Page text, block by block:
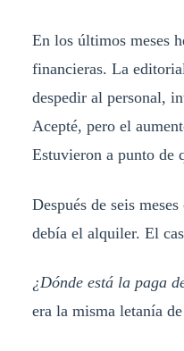
En los últimos meses
financieras. La
despedir al personal,
Acepté, pero el
Estuvieron a punto de
Después de seis
debía el alquiler. El
¿Dónde está la paga
era la misma letanía